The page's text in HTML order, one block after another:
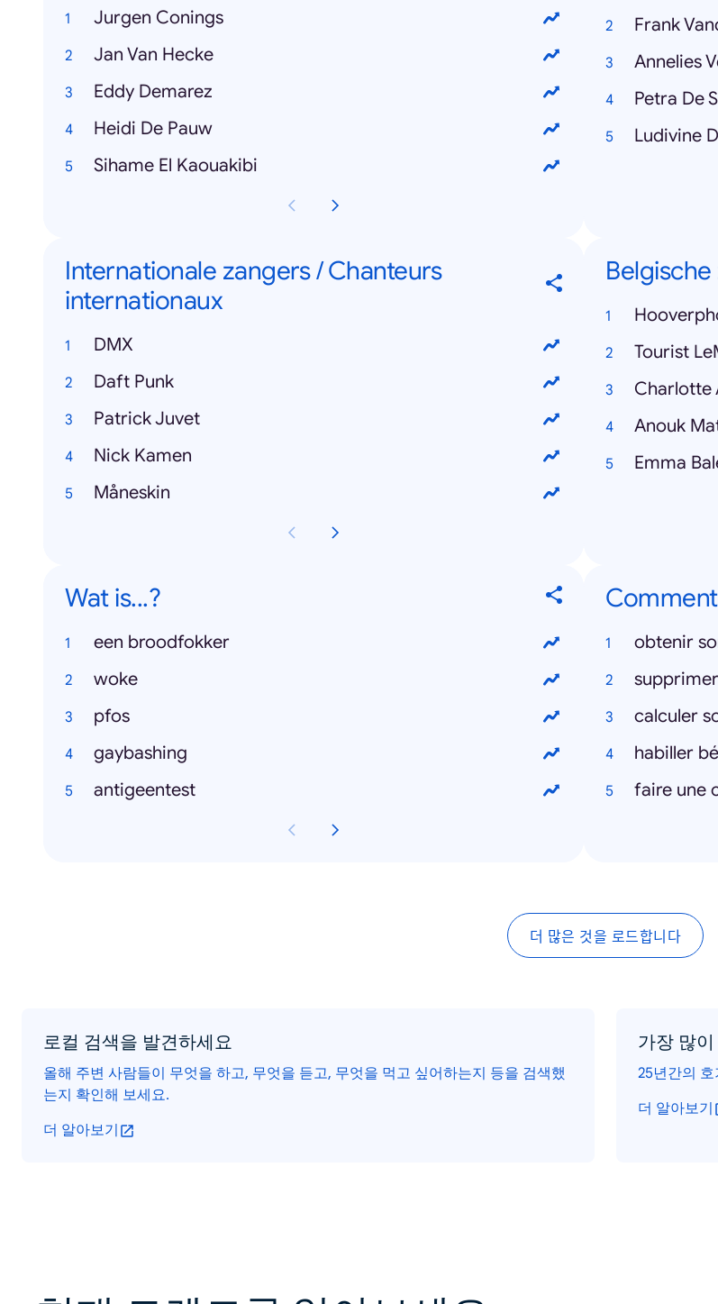
Jurgen Conings
Jan Van Hecke
Eddy Demarez
Heidi De Pauw
Sihame El Kaouakibi
Frank
Annelies
Petra De
Ludivine
Internationale zangers / Chanteurs
internationaux
DMX
Daft Punk
Patrick Juvet
Nick Kamen
Måneskin
Tourist
Charlotte
Anouk
Emma
Wat is...?
een broodfokker
woke
pfos
gaybashing
antigeentest
obtenir
calculer
habiller
faire une
더 많은 것을 로드합니다
로컬 검색을 발견하세요
올해 주변 사람들이 무엇을 하고, 무엇을 듣고, 무엇을 먹고 싶어하는지 등을 검색했
는지 확인해 보세요.
더 알아보기
가장 많
25년간의
더 알아보기